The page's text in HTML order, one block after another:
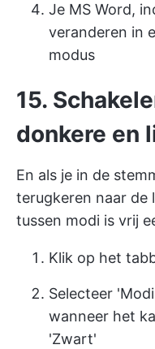
Je MS Word,
veranderen in
modus
15.
donkere en
En als je in de
terugkeren naar de
tussen modi is vrij
Klik op het
Selecteer
wanneer het
'Zwart'